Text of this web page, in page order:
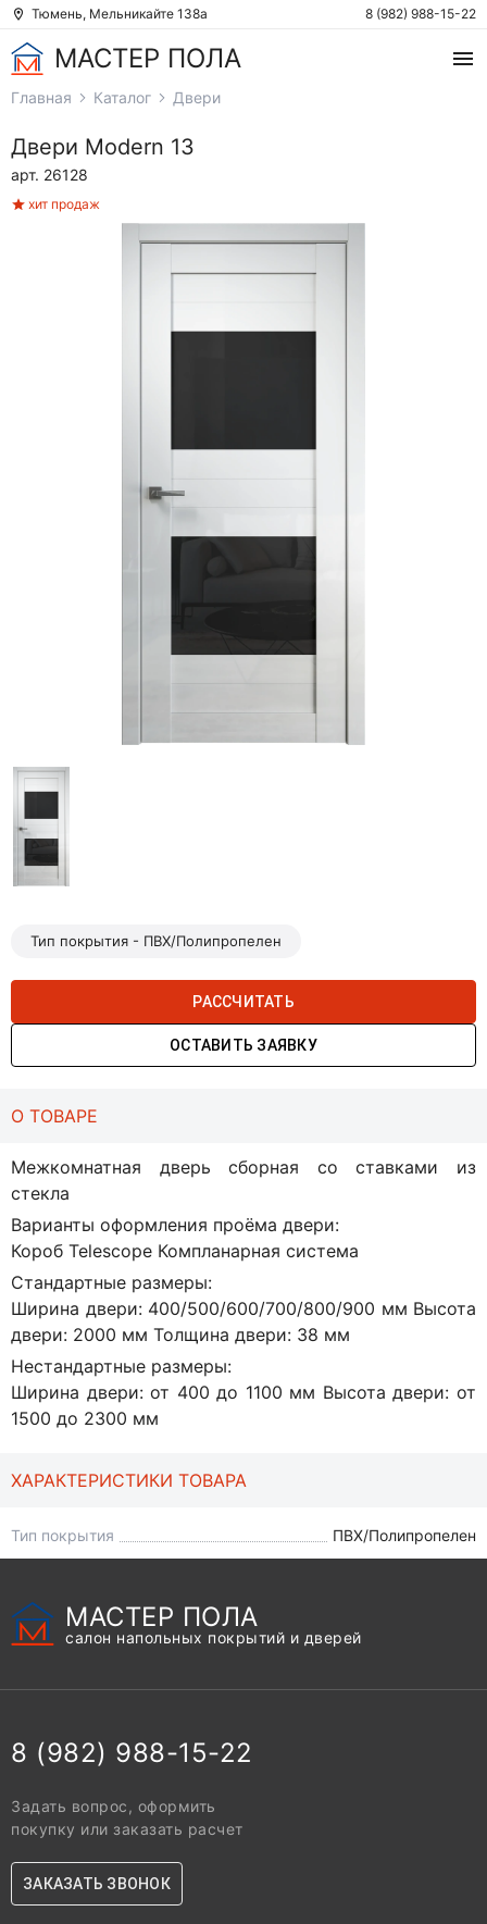
Тюмень, Мельникайте 138а 8 (982) 988-15-22
МАСТЕР ПОЛА
Главная Каталог Двери
Двери Modern 13
арт. 26128
хит продаж
Тип покрытия - ПВХ/Полипропелен
РАССЧИТАТЬ
ОСТАВИТЬ ЗАЯВКУ
О ТОВАРЕ
Межкомнатная дверь сборная со ставками из
стекла
Варианты оформления проёма двери:
Короб Telescope Компланарная система
Стандартные размеры:
Ширина двери: 400/500/600/700/800/900 мм Высота
двери: 2000 мм Толщина двери: 38 мм
Нестандартные размеры:
Ширина двери: от 400 до 1100 мм Высота двери: от
1500 до 2300 мм
ХАРАКТЕРИСТИКИ ТОВАРА
Тип покрытия ПВХ/Полипропелен
МАСТЕР ПОЛА
салон напольных покрытий и дверей
8 (982) 988-15-22
Задать вопрос, оформить
покупку или заказать расчет
ЗАКАЗАТЬ ЗВОНОК